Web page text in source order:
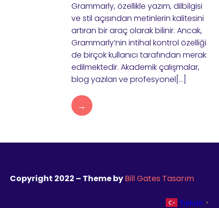
Grammarly, özellikle yazım, dilbilgisi
ve stil açısından metinlerin kalitesini
artıran bir araç olarak bilinir. Ancak,
Grammarly’nin intihal kontrol özelliği
de birçok kullanıcı tarafından merak
edilmektedir. Akademik çalışmalar,
blog yazıları ve profesyonel[…]
→
Copyright 2022 – Theme byBill Gates Tasarım
Turkish ▼